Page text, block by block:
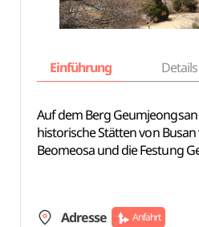
Einführung Details
Auf dem Berg
historische Stätten von
Beomeosa und die Festung
Adresse Anfahrt